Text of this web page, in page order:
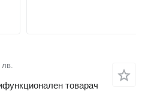
товарач